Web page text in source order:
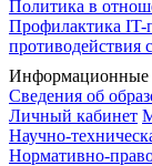
Политика в
Профилактика IT-
противодействия
Сведения об
Личный кабинет
Научно-
Нормативно-